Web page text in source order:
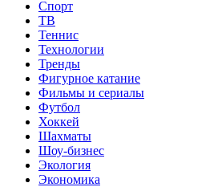
Спорт
ТВ
Теннис
Технологии
Тренды
Фигурное катание
Фильмы и сериалы
Футбол
Хоккей
Шахматы
Шоу-бизнес
Экология
Экономика